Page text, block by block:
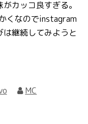
カッコ良すぎる。
くなのでinstagram
継続してみようと
MC